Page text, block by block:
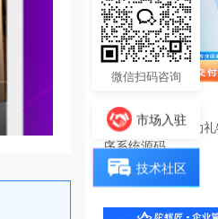
¥ 199.00
投票分享报名活动
序系统源码
热度 42
微信扫码咨询
市场入驻
技术社区